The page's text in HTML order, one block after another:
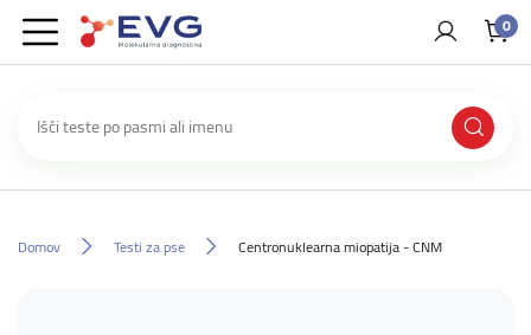
0
Domov Testi za pse Centronuklearna miopatija - CNM